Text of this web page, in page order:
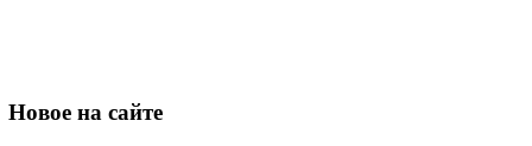
Новое на сайте